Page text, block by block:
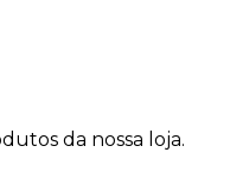
da nossa loja.